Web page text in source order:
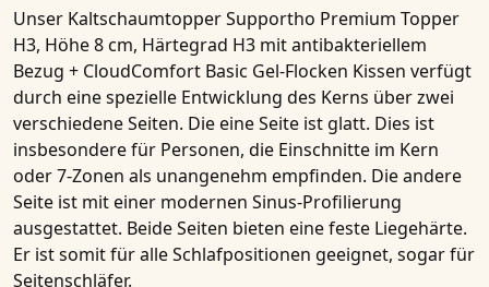
Unser Kaltschaumtopper Supportho Premium Topper
H3, Höhe 8 cm, Härtegrad H3 mit antibakteriellem
Bezug + CloudComfort Basic Gel-Flocken Kissen verfügt
durch eine spezielle Entwicklung des Kerns über zwei
verschiedene Seiten. Die eine Seite ist glatt. Dies ist
insbesondere für Personen, die Einschnitte im Kern
oder7-Zonen als unangenehm empfinden. Die andere
Seite ist mit einer modernen Sinus-Profilierung
ausgestattet. Beide Seiten bieten eine feste Liegehärte.
Er ist somit für alle Schlafpositionen geeignet, sogar für
Seitenschläfer.